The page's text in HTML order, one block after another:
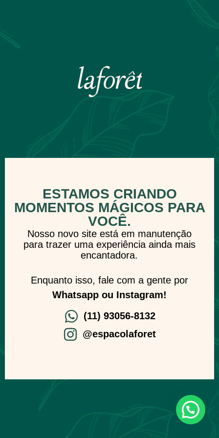
ESTAMOS CRIANDO
MOMENTOS MÁGICOS PARA
VOCÊ.
Nosso novo site está em manutenção
para trazer uma experiência ainda mais
encantadora.
Enquanto isso, fale com a gente por
Whatsapp ou Instagram!
(11) 93056-8132
@espacolaforet